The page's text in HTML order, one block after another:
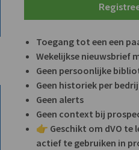
Toegang tot een een
Wekelijkse nieuwsbrief
Geen persoonlijke
Geen historiek per
Geen alerts
Geen context bij
👉 Geschikt om dVO te
actief te gebruiken in